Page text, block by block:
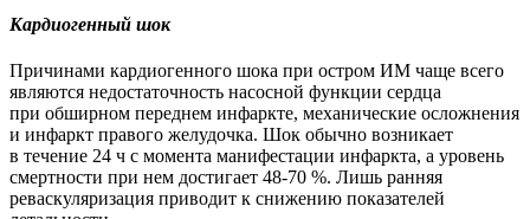
Кардиогенный шок
Причинами кардиогенного шока при остром ИМ чаще всего
являются недостаточность насос­ной функции сердца
при обширном переднем инфаркте, механические осложнения
и инфаркт правого желудочка. Шок обычно возникает
в течение 24 ч с момента манифестации инфаркта, а уровень
смертности при нем достигает 48-70 %. Лишь ранняя
реваскуляризация приводит к снижению показателей